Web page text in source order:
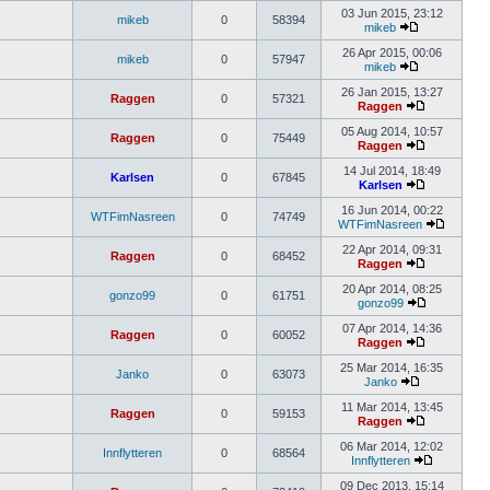
mikeb 0 58394
03 Jun 2015, 23:12
mikeb
mikeb 0 57947
26 Apr 2015, 00:06
mikeb
Raggen 0 57321
26 Jan 2015, 13:27
Raggen
Raggen 0 75449
05 Aug 2014, 10:57
Raggen
Karlsen 0 67845
14 Jul 2014, 18:49
Karlsen
WTFimNasreen 0 74749
16 Jun 2014, 00:22
WTFimNasreen
Raggen 0 68452
22 Apr 2014, 09:31
Raggen
gonzo99 0 61751
20 Apr 2014, 08:25
gonzo99
Raggen 0 60052
07 Apr 2014, 14:36
Raggen
Janko 0 63073
25 Mar 2014, 16:35
Janko
Raggen 0 59153
11 Mar 2014, 13:45
Raggen
Innflytteren 0 68564
06 Mar 2014, 12:02
Innflytteren
09 Dec 2013, 15:14